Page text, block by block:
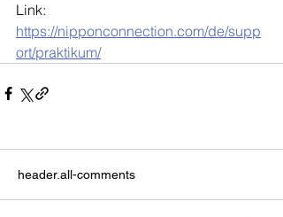
Link:
https://nipponconnection.com/de/supp
ort/praktikum/
header.all-comments